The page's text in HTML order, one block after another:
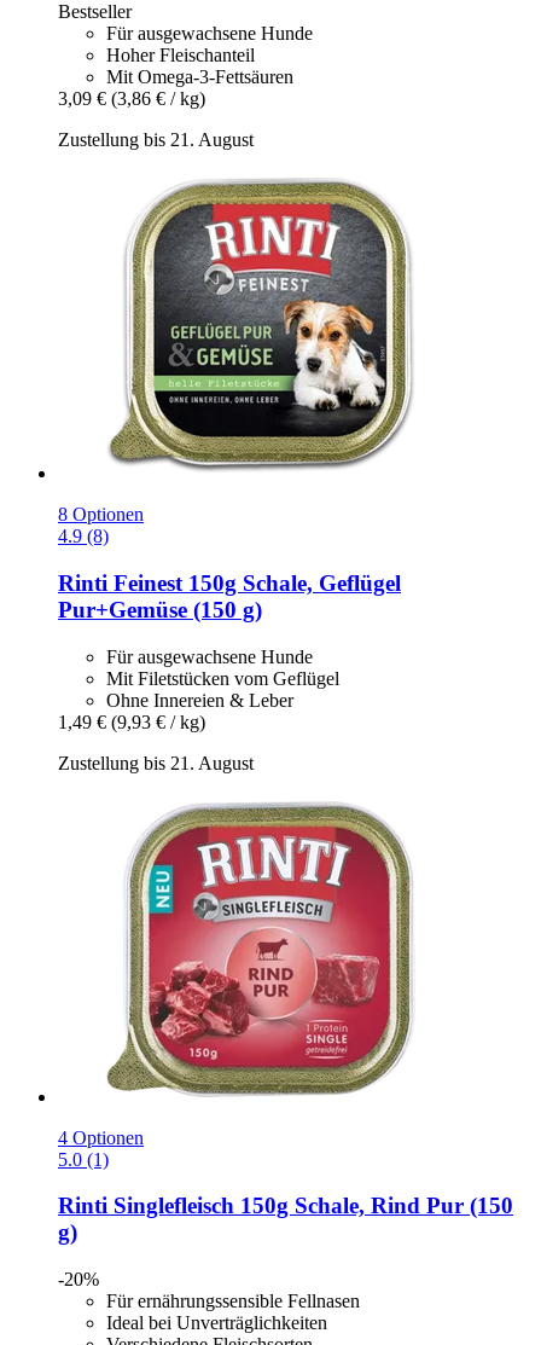
Bestseller
Für ausgewachsene Hunde
Hoher Fleischanteil
Mit Omega-3-Fettsäuren
3,09 € (3,86 € / kg)
Zustellung bis 21. August
8 Optionen
4.9 (8)
Rinti Feinest 150g Schale, Geflügel
Pur+Gemüse (150 g)
Für ausgewachsene Hunde
Mit Filetstücken vom Geflügel
Ohne Innereien & Leber
1,49 € (9,93 € / kg)
Zustellung bis 21. August
4 Optionen
5.0 (1)
Rinti Singlefleisch 150g Schale, Rind Pur (150
g)
-20%
Für ernährungssensible Fellnasen
Ideal bei Unverträglichkeiten